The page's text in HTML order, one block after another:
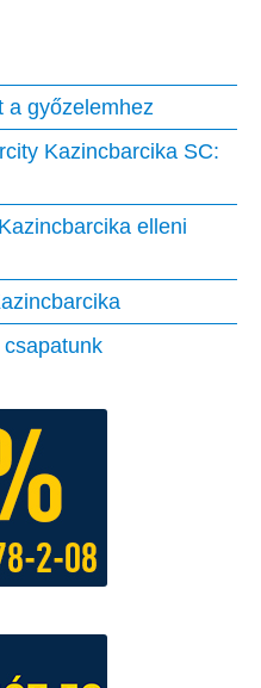
a győzelemhez
Kazincbarcika SC:
elleni